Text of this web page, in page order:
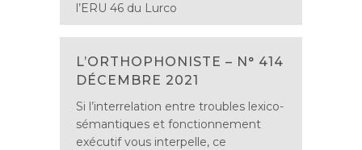
l’ERU 46 du Lurco
L’ORTHOPHONISTE – N° 414
DÉCEMBRE 2021
Si l’interrelation entre troubles lexico-
sémantiques et fonctionnement
exécutif vous interpelle, ce